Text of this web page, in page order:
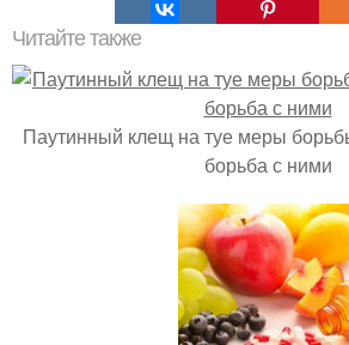
Читайте также
Паутинный клещ на туе меры
борьба с ними